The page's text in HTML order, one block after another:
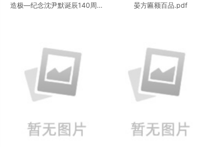
造极—纪念沈尹默诞辰140周年
晏方匾额百品.pdf